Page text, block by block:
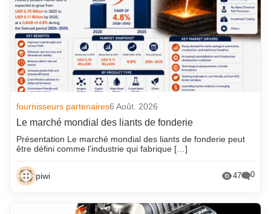
fournisseurs partenaires6 Août. 2026
Le marché mondial des liants de fonderie
Présentation Le marché mondial des liants de fonderie peut
être défini comme l’industrie qui fabrique […]
piwi 47 0